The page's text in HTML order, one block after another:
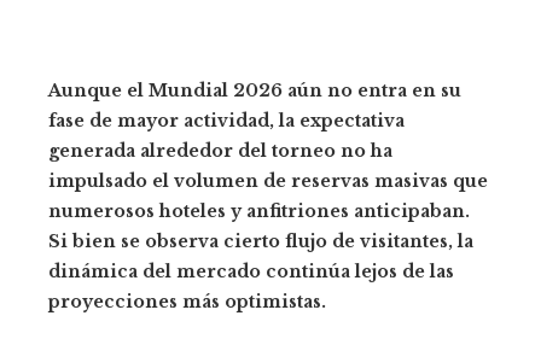
Aunque el Mundial 2026 aún no entra en su
fase de mayor actividad, la expectativa
generada alrededor del torneo no ha
impulsado el volumen de reservas masivas que
numerosos hoteles y anfitriones anticipaban.
Si bien se observa cierto flujo de visitantes, la
dinámica del mercado continúa lejos de las
proyecciones más optimistas.